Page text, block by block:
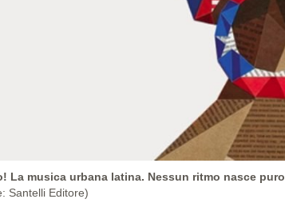
La musica urbana latina. Nessun ritmo nasce puro
Santelli Editore)